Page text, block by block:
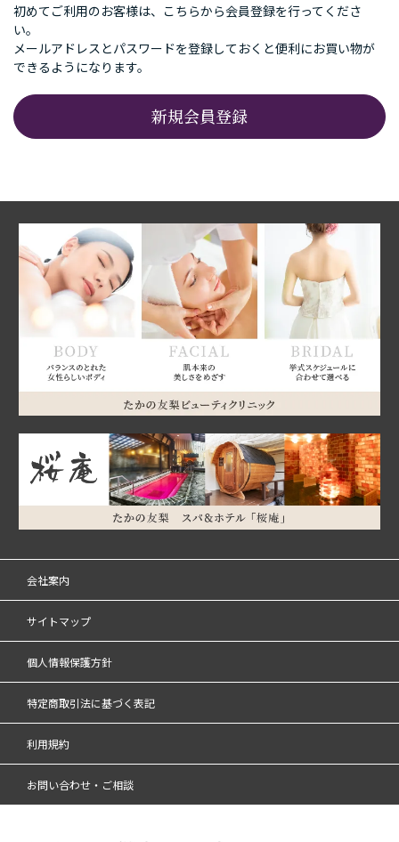
初めてご利用のお客様は、こちらから会員登録を行ってくださ
い。
メールアドレスとパスワードを登録しておくと便利にお買い物が
できるようになります。
会社案内
サイトマップ
個人情報保護方針
特定商取引法に基づく表記
利用規約
お問い合わせ・ご相談